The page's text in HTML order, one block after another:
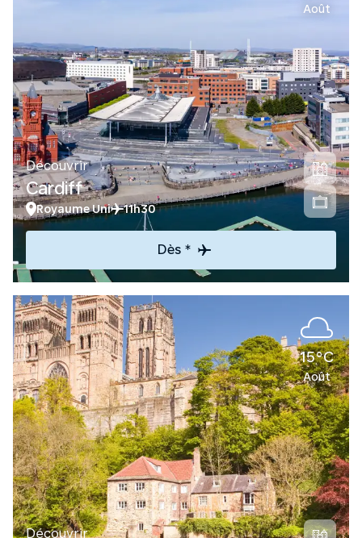
Août
Découvrir
Cardiff
Royaume Uni 11h30
Dès *
15°C
Août
Découvrir